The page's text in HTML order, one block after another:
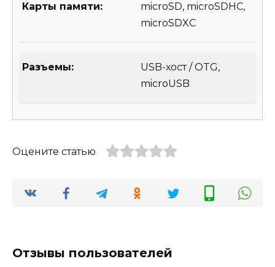
Карты памяти:
microSD, microSDHC,
microSDXC
Разъемы:
USB-хост / OTG,
microUSB
Оцените статью
Отзывы пользователей